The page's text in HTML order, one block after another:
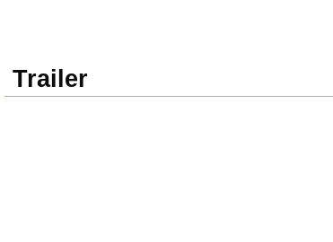
Trailer